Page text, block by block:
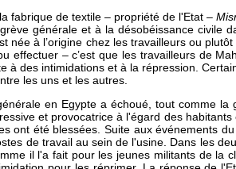
fabrique de textile – propriété de l'Etat –
générale et à la désobéissance civile
à l’origine chez les travailleurs ou
– c’est que les travailleurs de
des intimidations et à la répression.
les uns et les autres.
en Egypte a échoué, tout comme la
et provocatrice à l'égard des
été blessées. Suite aux événements
de travail au sein de l'usine. Dans les
il l'a fait pour les jeunes militants de la